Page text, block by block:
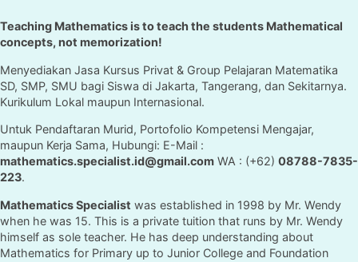
Teaching Mathematics is to teach the students Mathematical
concepts, not memorization!
Menyediakan Jasa Kursus Privat & Group Pelajaran Matematika
SD, SMP, SMU bagi Siswa di Jakarta, Tangerang, dan Sekitarnya.
Kurikulum Lokal maupun Internasional.
Untuk Pendaftaran Murid, Portofolio Kompetensi Mengajar,
maupun Kerja Sama, Hubungi: E-Mail :
mathematics.specialist.id@gmail.com WA : (+62) 08788-7835-
223.
Mathematics Specialist was established in 1998 by Mr. Wendy
when he was 15. This is a private tuition that runs by Mr. Wendy
himself as sole teacher. He has deep understanding about
Mathematics for Primary up to Junior College and Foundation